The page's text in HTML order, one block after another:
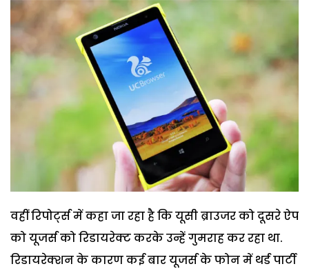
वहीं रिपोर्ट्स में कहा जा रहा है कि यूसी ब्राउजर को दूसरे ऐप
को यूजर्स को रिडायरेक्ट करके उन्हें गुमराह कर रहा था.
रिडायरेक्शन के कारण कई बार यूजर्स के फोन में थर्ड पार्टी